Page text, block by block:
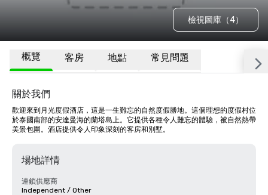
檢視圖庫（4）
概覽 客房 地點 常見問題
關於我們
歡迎來到月光度假酒店，這是一生難忘的自然度假勝地。這個理想的度假村位
於泰國南部的安達曼海的蘭塔島上。它提供各種令人難忘的體驗，被自然熱帶
美景包圍。酒店提供令人印象深刻的客房和別墅。
場地詳情
連鎖供應商
Independent / Other